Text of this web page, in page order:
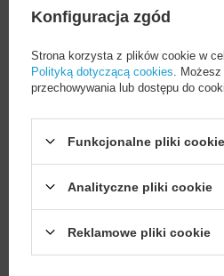
Niedostępny
NIEDOSTĘPNY
Mini
ładowarką
(3)
Wystarczy założyć
zakupy za
odblokować
Konfiguracja zgód
Strona korzysta z plików cookie w
Polityką dotyczącą cookies .
przechowywania lub dostępu do
Funkcjonalne pliki
Analityczne pliki cookie
Reklamowe pliki cookie